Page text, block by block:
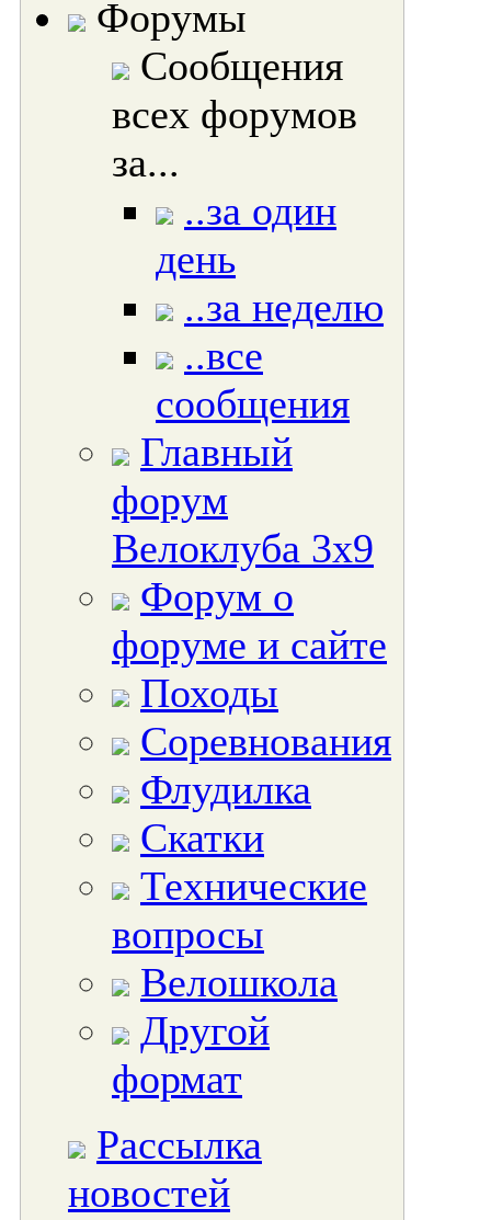
Форумы
Сообщения
всех форумов
за...
..за один
день
..за неделю
..все
сообщения
Главный
форум
Велоклуба 3х9
Форум о
форуме и сайте
Походы
Соревнования
Флудилка
Скатки
Технические
вопросы
Велошкола
Другой
формат
Рассылка
новостей